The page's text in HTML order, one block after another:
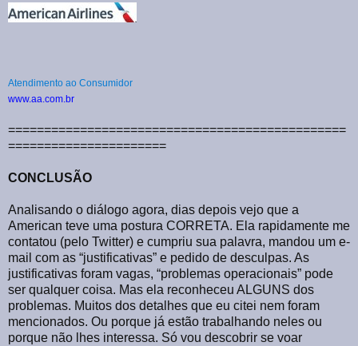
Atendimento ao Consumidor
www.aa.com.br
===============================================
======================
CONCLUSÃO
Analisando o diálogo agora, dias depois vejo que a
American teve uma postura CORRETA. Ela rapidamente me
contatou (pelo Twitter) e cumpriu sua palavra, mandou um e-
mail com as “justificativas” e pedido de desculpas. As
justificativas foram vagas, “problemas operacionais” pode
ser qualquer coisa. Mas ela reconheceu ALGUNS dos
problemas. Muitos dos detalhes que eu citei nem foram
mencionados. Ou porque já estão trabalhando neles ou
porque não lhes interessa. Só vou descobrir se voar